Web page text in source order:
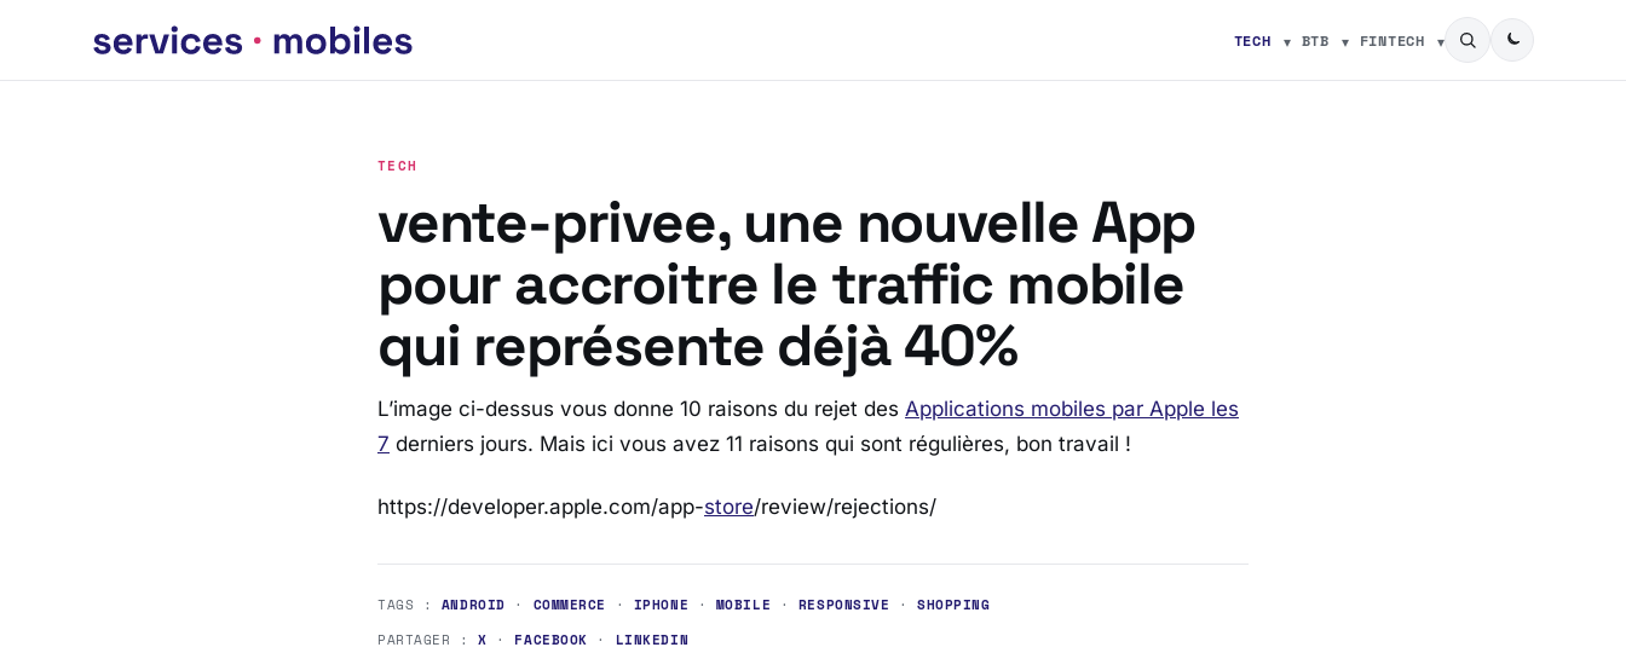
TECH BTB FINTECH
TECH
vente-privee, une nouvelle App
pour accroitre le traffic mobile
qui représente déjà 40%
L’image ci-dessus vous donne 10 raisons du rejet des Applications mobiles par Apple les
7 derniers jours. Mais ici vous avez 11 raisons qui sont régulières, bon travail !
https://developer.apple.com/app-store/review/rejections/
TAGS : ANDROID · COMMERCE · IPHONE · MOBILE · RESPONSIVE ·SHOPPING
PARTAGER :X · FACEBOOK · LINKEDIN